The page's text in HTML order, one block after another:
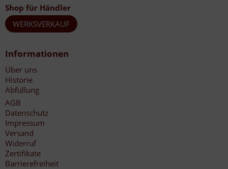
Shop für Händler
WERKSVERKAUF
Informationen
Über uns
Historie
Abfüllung
AGB
Datenschutz
Impressum
Versand
Widerruf
Zertifikate
Barrierefreiheit